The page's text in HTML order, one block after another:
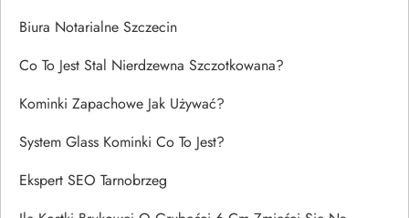
Biura Notarialne Szczecin
Co To Jest Stal Nierdzewna Szczotkowana?
Kominki Zapachowe Jak Używać?
System Glass Kominki Co To Jest?
Ekspert SEO Tarnobrzeg